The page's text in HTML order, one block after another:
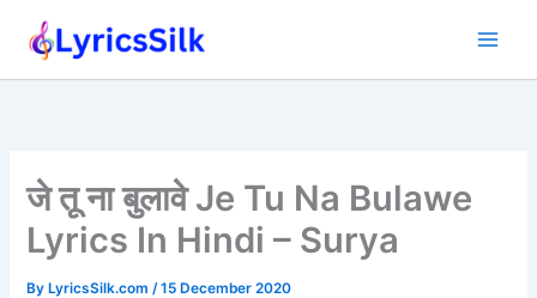
जे तू ना बुलावे Je Tu Na Bulawe
Lyrics In Hindi – Surya
ByLyricsSilk.com /15 December 2020